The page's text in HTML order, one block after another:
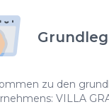
zu den
VILLA